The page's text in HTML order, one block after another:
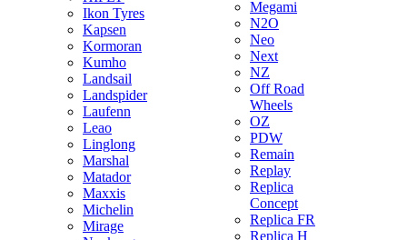
Ikon Tyres
Kapsen
Kormoran
Kumho
Landsail
Landspider
Laufenn
Leao
Linglong
Marshal
Matador
Maxxis
Michelin
Mirage
Megami
N2O
Neo
Next
NZ
Off Road
Wheels
OZ
PDW
Remain
Replay
Replica
Concept
Replica FR
Replica H